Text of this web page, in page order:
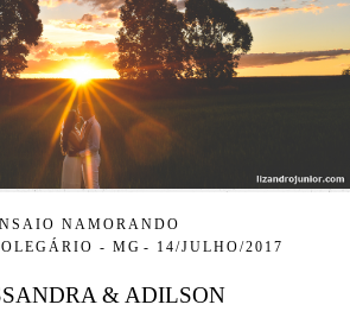
NAMORANDO
- MG
14/JULHO/2017
& ADILSON